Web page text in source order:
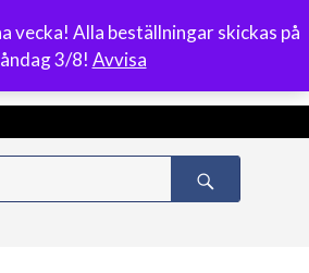
vecka! Alla beställningar skickas på
3/8! Avvisa
0